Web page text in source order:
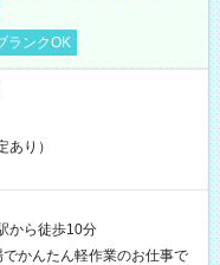
ランクOK
り）
から徒歩10分
かんたん軽作業のお仕事で